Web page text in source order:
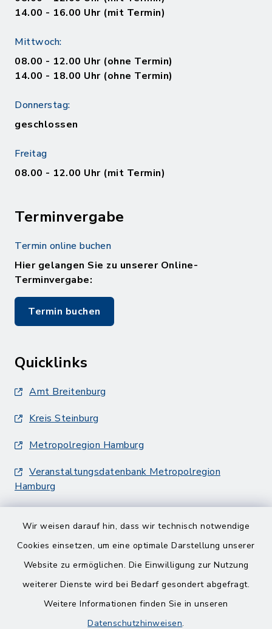
Wir weisen darauf hin, dass wir technisch notwendige
Cookies einsetzen, um eine optimale Darstellung unserer
Website zu ermöglichen. Die Einwilligung zur Nutzung
weiterer Dienste wird bei Bedarf gesondert abgefragt.
Weitere Informationen finden Sie in unseren
Datenschutzhinweisen.
14.00 - 16.00 Uhr (mit Termin)
Mittwoch:
08.00 - 12.00 Uhr (ohne Termin)
14.00 - 18.00 Uhr (ohne Termin)
Donnerstag:
geschlossen
Freitag
08.00 - 12.00 Uhr (mit Termin)
Terminvergabe
Termin online buchen
Hier gelangen Sie zu unserer Online-
Terminvergabe:
Termin buchen
Quicklinks
Amt Breitenburg
Kreis Steinburg
Metropolregion Hamburg
Veranstaltungsdatenbank Metropolregion
Hamburg
Barrierefreiheit